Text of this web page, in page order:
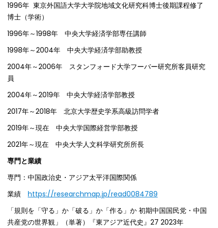
1996年 東京外国語大学大学院地域文化研究科博士後期課程修了
博士（学術）
1996年～1998年 中央大学経済学部専任講師
1998年～2004年 中央大学経済学部助教授
2004年～2006年 スタンフォード大学フーバー研究所客員研究
員
2004年～2019年 中央大学経済学部教授
2017年～2018年 北京大学歴史学系高級訪問学者
2019年～現在 中央大学国際経営学部教授
2021年～現在 中央大学人文科学研究所所長
専門と業績
専門：中国政治史・アジア太平洋国際関係
業績 https://researchmap.jp/read0084789
「規則を「守る」か「破る」か「作る」か 初期中国国民党・中国
共産党の世界観」（単著）『東アジア近代史』27 2023年